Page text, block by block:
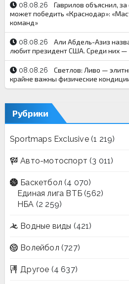
08.08.26
Гаврилов объяснил, за
может победить «Краснодар»:
команд»
08.08.26
Али Абдель-Азиз
любит президент США. Среди них —
08.08.26
Светлов: Ливо —
крайне важны физические
Рубрики
Sportmaps Exclusive(1 219)
Авто-мотоспорт (3 011)
Баскетбол (4 070)
Единая лига ВТБ (562)
НБА (2 259)
Водные виды (421)
Волейбол (727)
Другое (4 637)